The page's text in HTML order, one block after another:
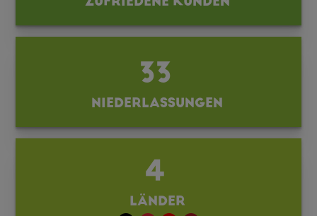
33
NIEDERLASSUNGEN
4
LÄNDER